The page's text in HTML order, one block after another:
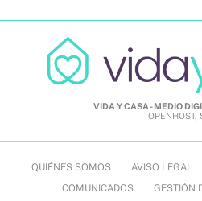
VIDA Y CASA - MEDIO
OPENHOST,
QUIÉNES SOMOS AVISO LEGAL
COMUNICADOS
GESTIÓN